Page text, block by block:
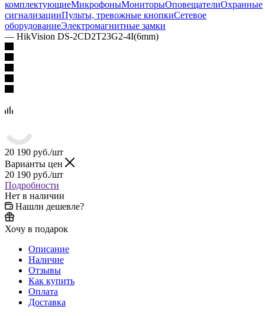
комплектующиеМикрофоныМониторыОповещателиОхранные
сигнализацииПульты, тревожные кнопкиСетевое
оборудованиеЭлектромагнитные замки
— HikVision DS-2CD2T23G2-4I(6mm)
20 190 руб./шт
Варианты цен
20 190 руб./шт
Подробности
Нет в наличии
Нашли дешевле?
Хочу в подарок
Описание
Наличие
Отзывы
Как купить
Оплата
Доставка